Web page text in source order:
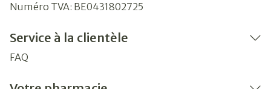
Numéro TVA: BE0431802725
Service à la clientèle
FAQ